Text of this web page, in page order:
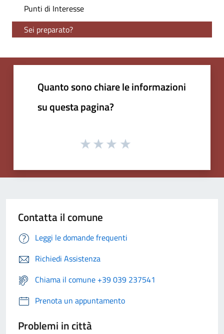
Punti di Interesse
Sei preparato?
Quanto sono chiare le informazioni
su questa pagina?
Contatta il comune
Leggi le domande frequenti
Richiedi Assistenza
Chiama il comune +39 039 237541
Prenota un appuntamento
Problemi in città